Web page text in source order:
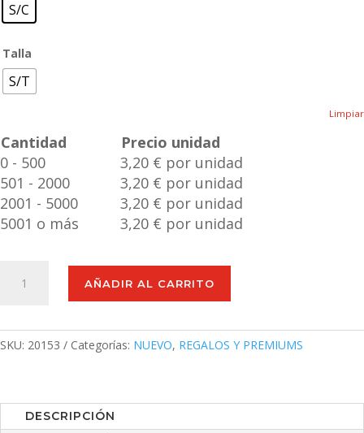
S/C
Talla
S/T
Limpiar
Cantidad
Precio unidad
0 - 500
3,20 € por unidad
501 - 2000
3,20 € por unidad
2001 - 5000
3,20 € por unidad
5001 o más
3,20 € por unidad
Belon
AÑADIR AL CARRITO
SKU: 20153 Categorías: NUEVO, REGALOS Y PREMIUMS
DESCRIPCIÓN